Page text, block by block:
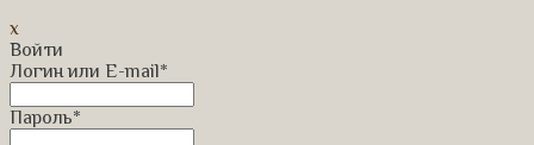
x
Войти
Логин или E-mail*
Пароль*